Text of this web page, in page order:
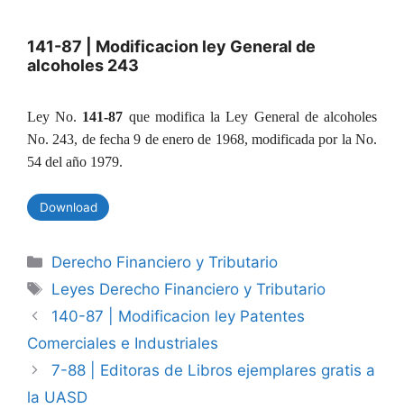
141-87 | Modificacion ley General de
alcoholes 243
Ley No. 141-87 que modifica la Ley General de alcoholes
No. 243, de fecha 9 de enero de 1968, modificada por la No.
54 del año 1979.
Download
Categories
Derecho Financiero y Tributario
Tags
Leyes Derecho Financiero y Tributario
140-87 | Modificacion ley Patentes
Comerciales e Industriales
7-88 | Editoras de Libros ejemplares gratis a
la UASD